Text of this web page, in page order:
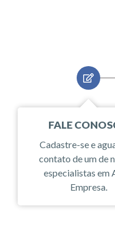
FALE
Cadastre-se e
contato de um de
especialistas em
Empresa.